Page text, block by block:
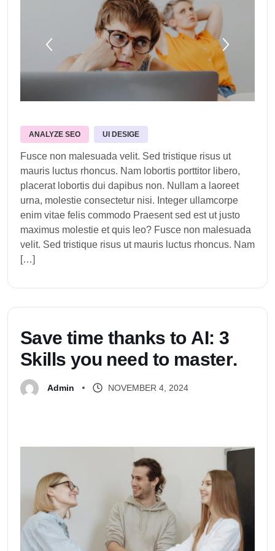
ANALYZE SEO UI DESIGE
Fusce non malesuada velit. Sed tristique risus ut
mauris luctus rhoncus. Nam lobortis porttitor libero,
placerat lobortis dui dapibus non. Nullam a laoreet
urna, molestie consectetur nisi. Integer ullamcorpe
enim vitae felis commodo Praesent sed est ut justo
maximus molestie et quis leo? Fusce non malesuada
velit. Sed tristique risus ut mauris luctus rhoncus. Nam
[…]
Save time thanks to AI: 3
Skills you need to master.
Admin NOVEMBER 4, 2024